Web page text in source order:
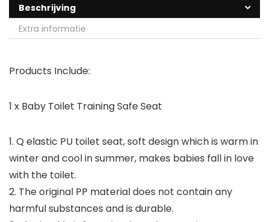
Beschrijving
Extra informatie
Products Include:
1 x Baby Toilet Training Safe Seat
1. Q elastic PU toilet seat, soft design which is warm in
winter and cool in summer, makes babies fall in love
with the toilet.
2. The original PP material does not contain any
harmful substances and is durable.